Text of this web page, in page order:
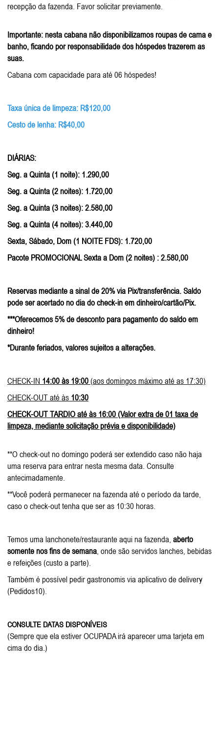
recepção da fazenda. Favor solicitar previamente.
Importante: nesta cabana não disponibilizamos roupas de cama e
banho, ficando por responsabilidade dos hóspedes trazerem as
suas.
Cabana com capacidade para até 06 hóspedes!
Taxa única de limpeza: R$120,00
Cesto de lenha: R$40,00
DIÁRIAS:
Seg. a Quinta (1 noite): 1.290,00
Seg. a Quinta (2 noites): 1.720,00
Seg. a Quinta (3 noites): 2.580,00
Seg. a Quinta (4 noites): 3.440,00
Sexta, Sábado, Dom (1 NOITE FDS): 1.720,00
Pacote PROMOCIONAL Sexta a Dom (2 noites) : 2.580,00
Reservas mediante a sinal de 20% via Pix/transferência. Saldo
pode ser acertado no dia do check-in em dinheiro/cartão/Pix.
***Oferecemos 5% de desconto para pagamento do saldo em
dinheiro!
*Durante feriados, valores sujeitos a alterações.
CHECK-IN 14:00 às 19:00 (aos domingos máximo até as 17:30)
CHECK-OUT até às 10:30
CHECK-OUT TARDIO até às 16:00 (Valor extra de 01 taxa de
limpeza, mediante solicitação prévia e disponibilidade)
**O check-out no domingo poderá ser extendido caso não haja
uma reserva para entrar nesta mesma data. Consulte
antecimadamente.
**Você poderá permanecer na fazenda até o período da tarde,
caso o check-out tenha que ser as 10:30 horas.
Temos uma lanchonete/restaurante aqui na fazenda, aberto
somente nos fins de semana , onde são servidos lanches, bebidas
e refeições (custo a parte).
Também é possível pedir gastronomis via aplicativo de delivery
(Pedidos10).
CONSULTE DATAS DISPONÍVEIS
(Sempre que ela estiver OCUPADA irá aparecer uma tarjeta em
cima do dia.)